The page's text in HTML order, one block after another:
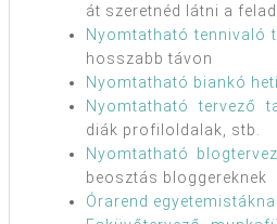
át szeretnéd látni a
Nyomtatható tennivaló
hosszabb távon
Nyomtatható biankó
Nyomtatható tervező
diák profiloldalak, stb.
Nyomtatható
beosztás bloggereknek
Órarend